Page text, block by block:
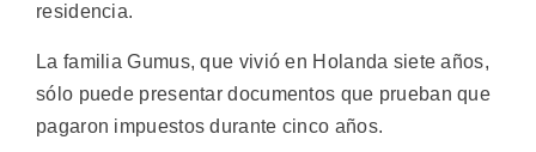
residencia.
La familia Gumus, que vivió en Holanda siete años,
sólo puede presentar documentos que prueban que
pagaron impuestos durante cinco años.